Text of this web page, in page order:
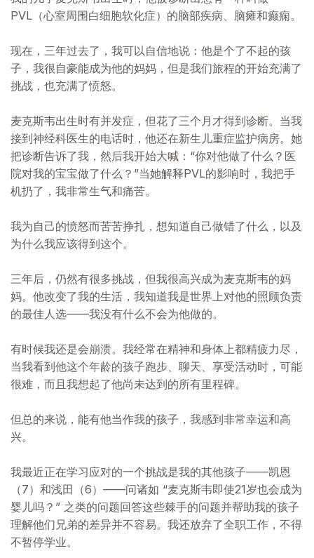
PVL（心室周围白细胞软化症）的脑部疾病、脑瘫和癫痫。
现在，三年过去了，我可以自信地说：他是个了不起的孩
子，我很自豪能成为他的妈妈，但是我们旅程的开始充满了
挑战，也充满了愤怒。
麦克斯韦出生时有并发症，但花了三个月才得到诊断。当我
接到神经科医生的电话时，他还在新生儿重症监护病房。她
把诊断告诉了我，然后我开始大喊：“你对他做了什么？医
院对我的宝宝做了什么？”当她解释PVL的影响时，我把手
机扔了，我非常生气和痛苦。
我为自己的愤怒而苦苦挣扎，想知道自己做错了什么，以及
为什么我应该得到这个。
三年后，仍然有很多挑战，但我很高兴成为麦克斯韦的妈
妈。他改变了我的生活，我知道我是世界上对他的照顾负责
的最佳人选——我没有什么不会为他做的。
有时候我还是会崩溃。我经常在精神和身体上都精疲力尽，
当我看到他这个年龄的孩子跑步、聊天、享受活动时，可能
很难，而且我想起了他尚未达到的所有里程碑。
但总的来说，能有他当作我的孩子，我感到非常幸运和高
兴。
我最近正在学习应对的一个挑战是我的其他孩子——凯恩
（7）和浅田（6）——问诸如 “麦克斯韦即使21岁也会成为
婴儿吗？” 之类的问题回答这些棘手的问题并帮助我的孩子
理解他们兄弟的差异并不容易。我还放弃了全职工作，不得
不暂停学业。